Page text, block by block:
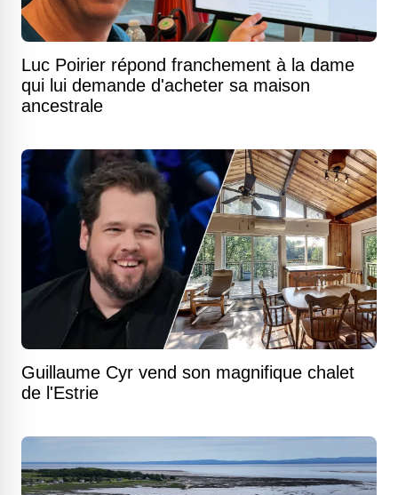
Luc Poirier répond franchement à la dame
qui lui demande d'acheter sa maison
ancestrale
Guillaume Cyr vend son magnifique chalet
de l'Estrie